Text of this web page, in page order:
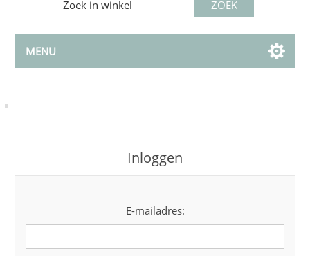
MENU
Inloggen
E-mailadres: